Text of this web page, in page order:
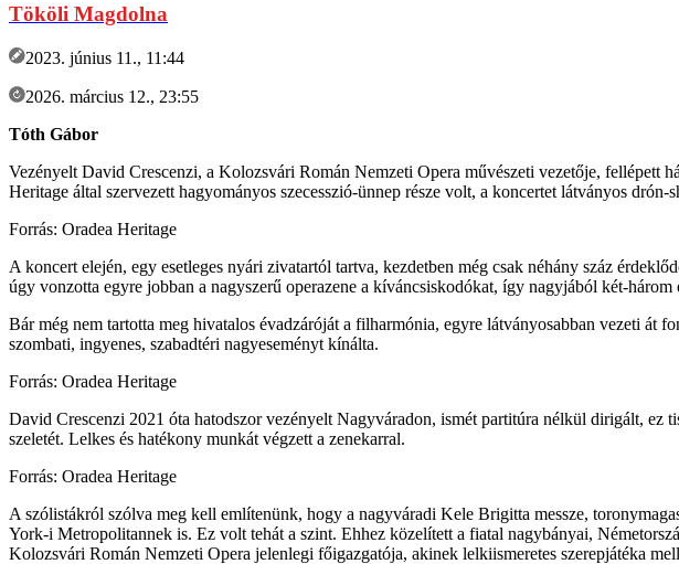
Tököli Magdolna
2023. június 11., 11:44
2026. március 12., 23:55
Tóth Gábor
Vezényelt David Crescenzi, a Kolozsvári Román Nemzeti Opera művészeti vezetője, fellépett
Heritage által szervezett hagyományos szecesszió-ünnep része volt, a koncertet látványos
Forrás: Oradea Heritage
A koncert elején, egy esetleges nyári zivatartól tartva, kezdetben még csak néhány száz
úgy vonzotta egyre jobban a nagyszerű operazene a kíváncsiskodókat, így nagyjából két-három
Bár még nem tartotta meg hivatalos évadzáróját a filharmónia, egyre látványosabban vezeti át
szombati, ingyenes, szabadtéri nagyeseményt kínálta.
Forrás: Oradea Heritage
David Crescenzi 2021 óta hatodszor vezényelt Nagyváradon, ismét partitúra nélkül dirigált, ez
szeletét. Lelkes és hatékony munkát végzett a zenekarral.
Forrás: Oradea Heritage
A szólistákról szólva meg kell említenünk, hogy a nagyváradi Kele Brigitta messze,
York-i Metropolitannek is. Ez volt tehát a szint. Ehhez közelített a fiatal nagybányai,
Kolozsvári Román Nemzeti Opera jelenlegi főigazgatója, akinek lelkiismeretes szerepjátéka